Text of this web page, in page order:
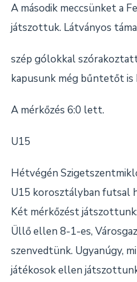
A második meccsünket a
játszottuk. Látványos
szép gólokkal
kapusunk még bűntetőt
A mérkőzés 6:0 lett.
U15
Hétvégén
U15 korosztályban futsal
Két mérkőzést
Üllő ellen 8-1-es,
szenvedtünk. Ugyanúgy,
játékosok ellen